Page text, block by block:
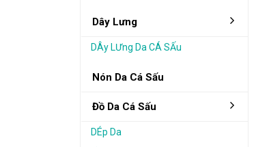
Dây Lưng
DÂy LƯng Da CÁ SẤu
Nón Da Cá Sấu
Đồ Da Cá Sấu
DÉp Da